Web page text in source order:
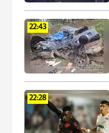
22:43
22:28